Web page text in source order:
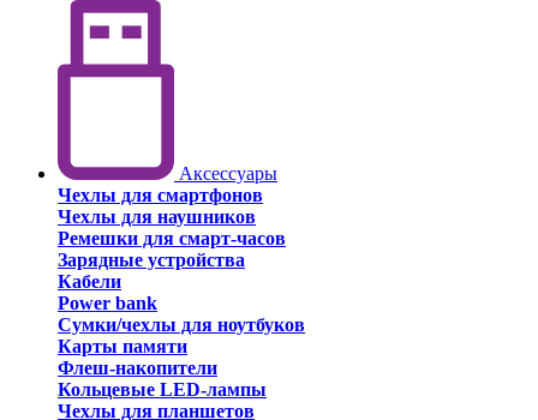
Аксессуары
Чехлы для смартфонов
Чехлы для наушников
Ремешки для смарт-часов
Зарядные устройства
Кабели
Power bank
Сумки/чехлы для ноутбуков
Карты памяти
Флеш-накопители
Кольцевые LED-лампы
Чехлы для планшетов